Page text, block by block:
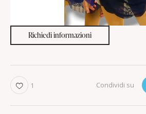
Richiedi informazioni
1